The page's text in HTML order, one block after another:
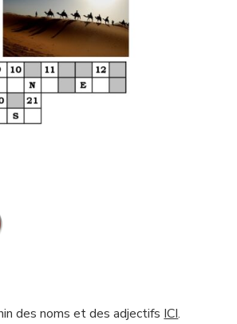
des noms et des adjectifs ICI.